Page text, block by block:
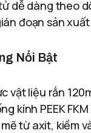
dễ dàng theo
đoạn sản
Nổi Bật
vật liệu rắn
kính PEEK
từ axit, kiềm